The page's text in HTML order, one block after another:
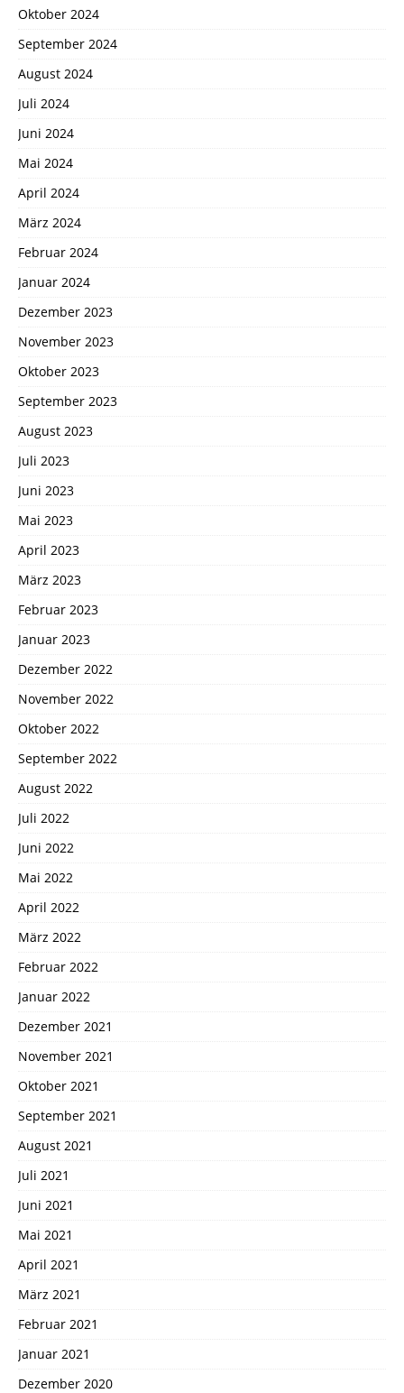
Oktober 2024
September 2024
August 2024
Juli 2024
Juni 2024
Mai 2024
April 2024
März 2024
Februar 2024
Januar 2024
Dezember 2023
November 2023
Oktober 2023
September 2023
August 2023
Juli 2023
Juni 2023
Mai 2023
April 2023
März 2023
Februar 2023
Januar 2023
Dezember 2022
November 2022
Oktober 2022
September 2022
August 2022
Juli 2022
Juni 2022
Mai 2022
April 2022
März 2022
Februar 2022
Januar 2022
Dezember 2021
November 2021
Oktober 2021
September 2021
August 2021
Juli 2021
Juni 2021
Mai 2021
April 2021
März 2021
Februar 2021
Januar 2021
Dezember 2020